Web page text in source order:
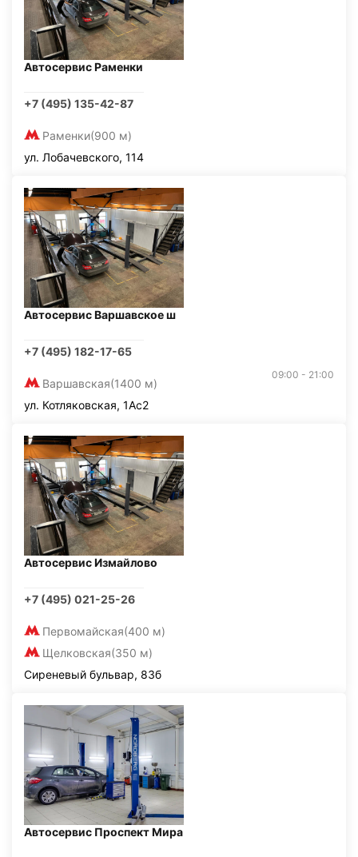
Автосервис Раменки
+7 (495) 135-42-87
Раменки(900 м)
ул. Лобачевского, 114
Автосервис Варшавское ш
+7 (495) 182-17-65
Варшавская(1400 м)
09:00 - 21:00
ул. Котляковская, 1Ас2
Автосервис Измайлово
+7 (495) 021-25-26
Первомайская(400 м)
Щелковская(350 м)
Сиреневый бульвар, 83б
Автосервис Проспект Мира